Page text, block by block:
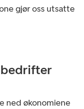
gjør oss utsatte
bedrifter
ned økonomiene